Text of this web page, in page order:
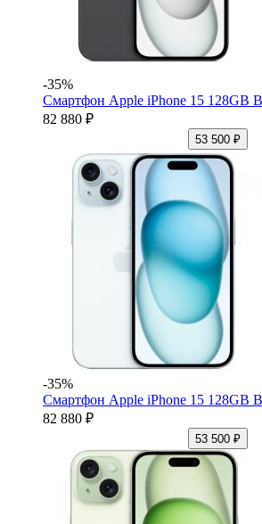
-35%
Смартфон Apple iPhone 15 128GB
82 880 ₽
53 500 ₽
-35%
Смартфон Apple iPhone 15 128GB
82 880 ₽
53 500 ₽